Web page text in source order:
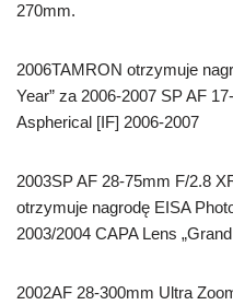
270mm.
2006TAMRON otrzymuje
Year” za 2006-2007 SP AF
Aspherical [IF] 2006-2007
2003SP AF 28-75mm F/2.8
otrzymuje nagrodę EISA
2003/2004 CAPA Lens
2002AF 28-300mm Ultra